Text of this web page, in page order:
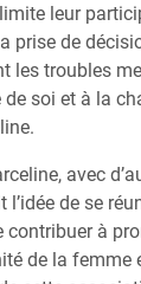
leur
prise de
les troubles
soi et à la
avec
l’idée de se
contribuer à
de la femme